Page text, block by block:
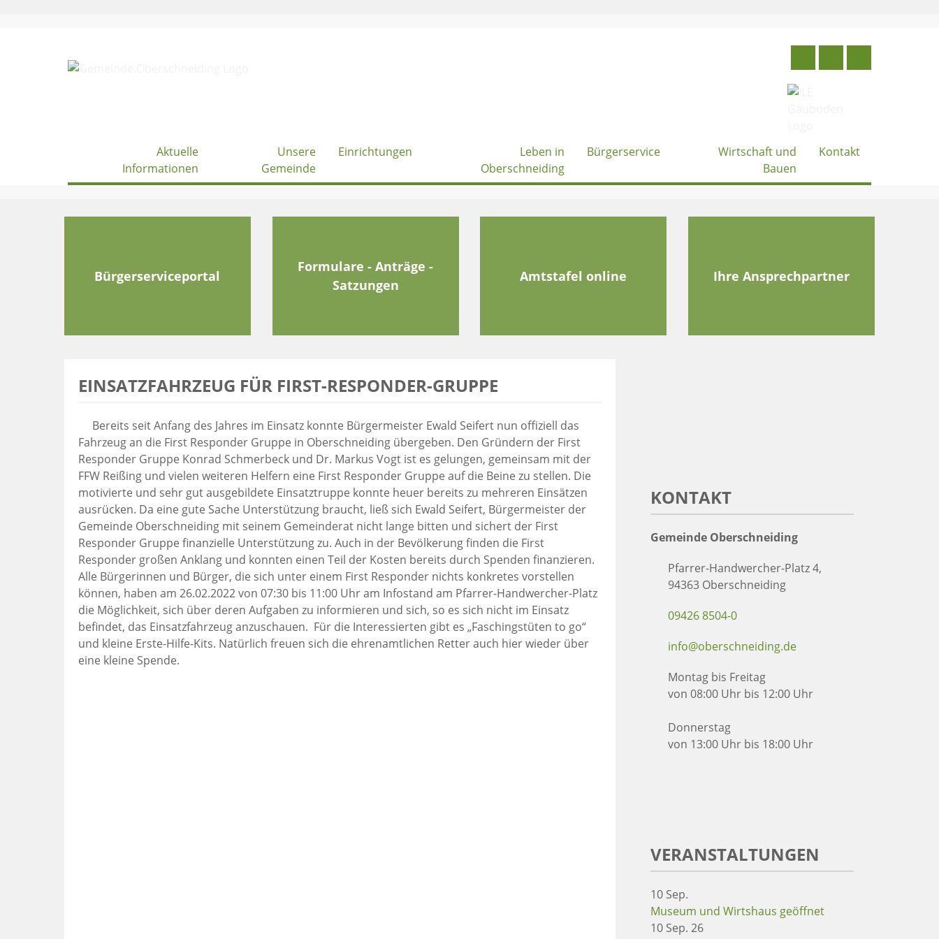
Aktuelle
Informationen
Unsere
Gemeinde
Einrichtungen
Leben in
Oberschneiding
Bürgerservice
Wirtschaft und
Bauen
Kontakt
Bürgerserviceportal
Formulare - Anträge -
Satzungen
Amtstafel online Ihre Ansprechpartner
EINSATZFAHRZEUG FÜR FIRST-RESPONDER-GRUPPE
Bereits seit Anfang des Jahres im Einsatz konnte Bürgermeister Ewald Seifert nun offiziell das
Fahrzeug an die First Responder Gruppe in Oberschneiding übergeben. Den Gründern der First
Responder Gruppe Konrad Schmerbeck und Dr. Markus Vogt ist es gelungen, gemeinsam mit der
FFW Reißing und vielen weiteren Helfern eine First Responder Gruppe auf die Beine zu stellen. Die
motivierte und sehr gut ausgebildete Einsatztruppe konnte heuer bereits zu mehreren Einsätzen
ausrücken. Da eine gute Sache Unterstützung braucht, ließ sich Ewald Seifert, Bürgermeister der
Gemeinde Oberschneiding mit seinem Gemeinderat nicht lange bitten und sichert der First
Responder Gruppe finanzielle Unterstützung zu. Auch in der Bevölkerung finden die First
Responder großen Anklang und konnten einen Teil der Kosten bereits durch Spenden finanzieren.
Alle Bürgerinnen und Bürger, die sich unter einem First Responder nichts konkretes vorstellen
können, haben am 26.02.2022 von 07:30 bis 11:00 Uhr am Infostand am Pfarrer-Handwercher-Platz
die Möglichkeit, sich über deren Aufgaben zu informieren und sich, so es sich nicht im Einsatz
befindet, das Einsatzfahrzeug anzuschauen. Für die Interessierten gibt es „Faschingstüten to go“
und kleine Erste-Hilfe-Kits. Natürlich freuen sich die ehrenamtlichen Retter auch hier wieder über
eine kleine Spende.
KONTAKT
Gemeinde Oberschneiding
Pfarrer-Handwercher-Platz 4,
94363 Oberschneiding
09426 8504-0
info@oberschneiding.de
Montag bis Freitag
von 08:00 Uhr bis 12:00 Uhr
Donnerstag
von 13:00 Uhr bis 18:00 Uhr
VERANSTALTUNGEN
10 Sep.
Museum und Wirtshaus geöffnet
10 Sep. 26